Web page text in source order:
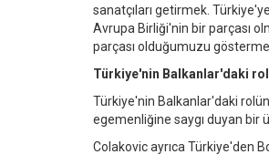
sanatçıları getirmek.
Avrupa Birliği'nin bir parçası
parçası olduğumuzu
Türkiye'nin Balkanlar'daki
Türkiye'nin Balkanlar'daki
egemenliğine saygı duyan bir
Colakovic ayrıca Türkiye'den